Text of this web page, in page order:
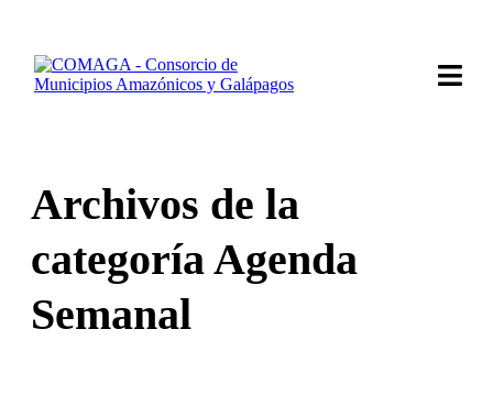
Archivos de la
categoría Agenda
Semanal